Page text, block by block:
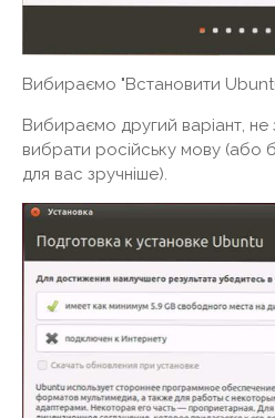
Вибираємо "Встановити
Вибираємо другий варіант,
вибрати російську мову (або
для вас зручніше).